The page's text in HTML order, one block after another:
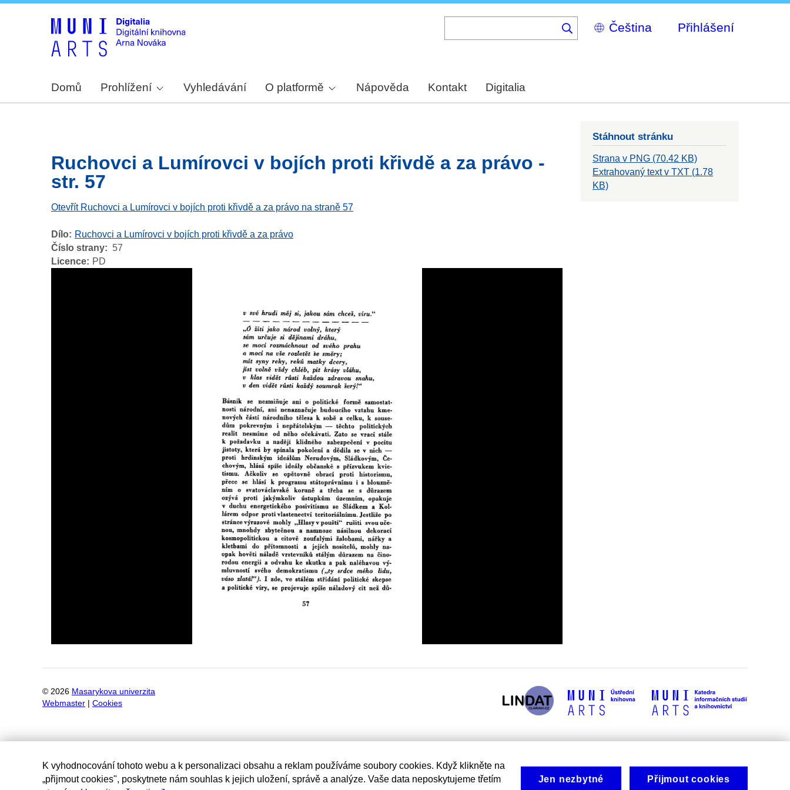
Select
your
Přihlášení
Domů Prohlížení Vyhledávání O platformě Nápověda Kontakt Digitalia
Ruchovci a Lumírovci v bojích proti křivdě a za právo -
str. 57
Otevřít Ruchovci a Lumírovci v bojích proti křivdě a za právo na straně 57
Dílo
Ruchovci a Lumírovci v bojích proti křivdě a za právo
Číslo strany
57
Licence
PD
Stáhnout stránku
Strana v PNG (70.42 KB)
Extrahovaný text v TXT (1.78
KB)
© 2026 Masarykova univerzita
Webmaster
Cookies
K vyhodnocování tohoto webu a k personalizaci obsahu a reklam používáme soubory cookies. Když klikněte na
„přijmout cookies", poskytnete nám souhlas k jejich uložení, správě a analýze. Vaše data neposkytujeme třetím
Jen nezbytné Přijmout cookies